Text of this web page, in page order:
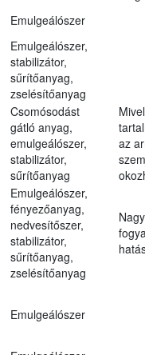
Emulgeálószer
Emulgeálószer,
stabilizátor,
sűrítőanyag,
zselésítőanyag
Csomósodást
gátló anyag,
emulgeálószer,
stabilizátor,
sűrítőanyag
az
Emulgeálószer,
fényezőanyag,
nedvesítőszer,
stabilizátor,
sűrítőanyag,
zselésítőanyag
Emulgeálószer